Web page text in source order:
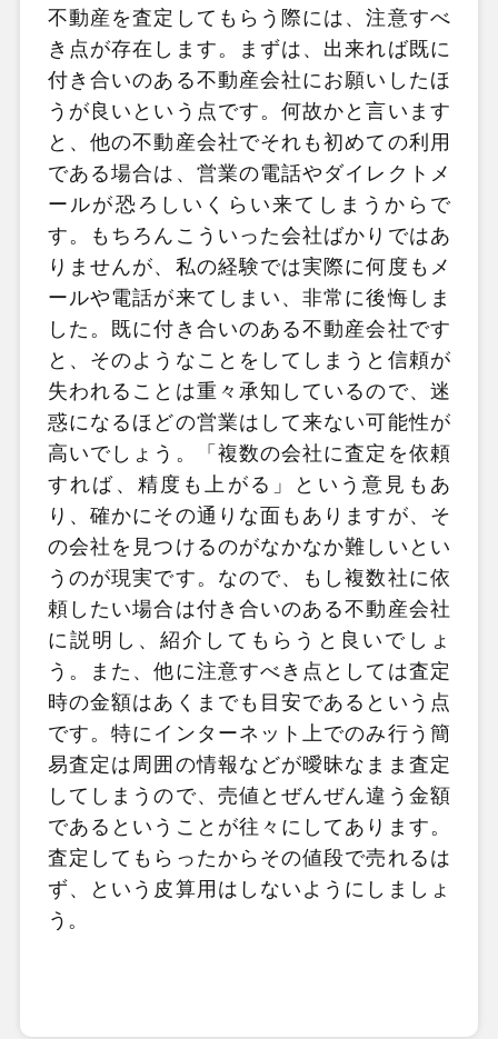
不動産を査定してもらう際には、注意すべ
き点が存在します。まずは、出来れば既に
付き合いのある不動産会社にお願いしたほ
うが良いという点です。何故かと言います
と、他の不動産会社でそれも初めての利用
である場合は、営業の電話やダイレクトメ
ールが恐ろしいくらい来てしまうからで
す。もちろんこういった会社ばかりではあ
りませんが、私の経験では実際に何度もメ
ールや電話が来てしまい、非常に後悔しま
した。既に付き合いのある不動産会社です
と、そのようなことをしてしまうと信頼が
失われることは重々承知しているので、迷
惑になるほどの営業はして来ない可能性が
高いでしょう。「複数の会社に査定を依頼
すれば、精度も上がる」という意見もあ
り、確かにその通りな面もありますが、そ
の会社を見つけるのがなかなか難しいとい
うのが現実です。なので、もし複数社に依
頼したい場合は付き合いのある不動産会社
に説明し、紹介してもらうと良いでしょ
う。また、他に注意すべき点としては査定
時の金額はあくまでも目安であるという点
です。特にインターネット上でのみ行う簡
易査定は周囲の情報などが曖昧なまま査定
してしまうので、売値とぜんぜん違う金額
であるということが往々にしてあります。
査定してもらったからその値段で売れるは
ず、という皮算用はしないようにしましょ
う。